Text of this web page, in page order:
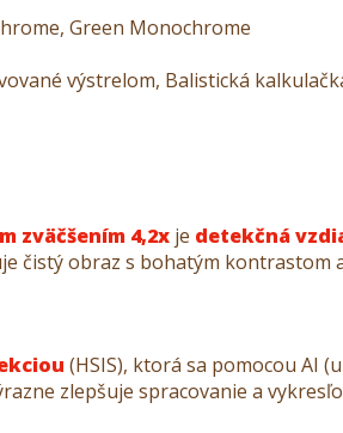
Green Monochrome
výstrelom, Balistická
zväčšením 4,2x je detekčná
čistý obraz s bohatým kontrastom
(HSIS), ktorá sa pomocou AI
zlepšuje spracovanie a